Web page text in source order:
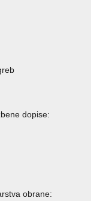
dopise:
obrane: